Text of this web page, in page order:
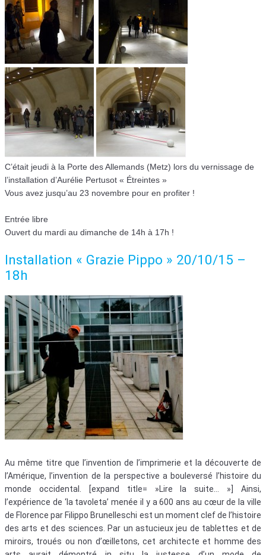
C’était jeudi à la Porte des Allemands (Metz) lors du vernissage de
l’installation d’Aurélie Pertusot « Étreintes »
Vous avez jusqu’au 23 novembre pour en profiter !
Entrée libre
Ouvert du mardi au dimanche de 14h à 17h !
Installation « Grazie Pippo » 20/10/15 –
18h
Au même titre que l’invention de l’imprimerie et la découverte de
l’Amérique, l’invention de la perspective a bouleversé l’histoire du
monde occidental. [expand title= »Lire la suite… »] Ainsi,
l’expérience de ‘la tavoleta’ menée il y a 600 ans au cœur de la ville
de Florence par Filippo Brunelleschi est un moment clef de l’histoire
des arts et des sciences. Par un astucieux jeu de tablettes et de
miroirs, troués ou non d’œilletons, cet architecte et homme des